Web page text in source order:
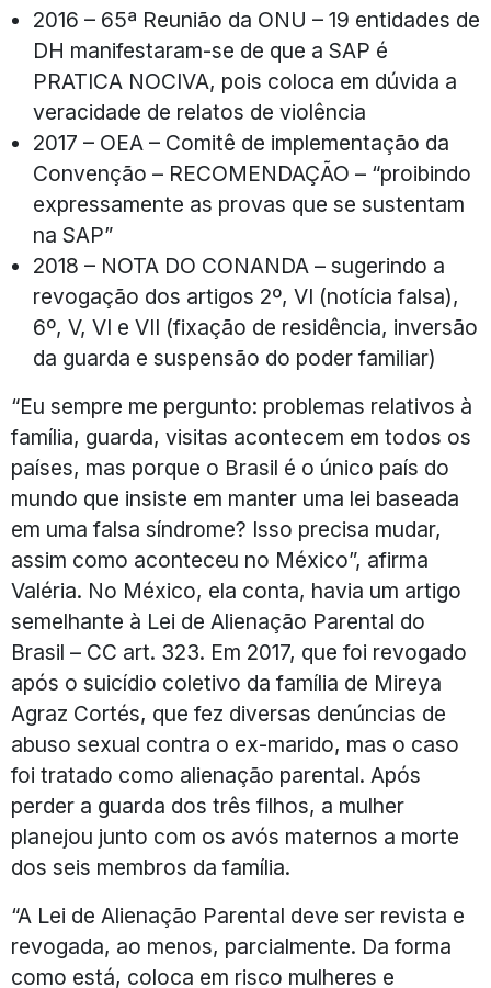
2016 – 65ª Reunião da ONU – 19 entidades de
DH manifestaram-se de que a SAP é
PRATICA NOCIVA, pois coloca em dúvida a
veracidade de relatos de violência
2017 – OEA – Comitê de implementação da
Convenção – RECOMENDAÇÃO – “proibindo
expressamente as provas que se sustentam
na SAP”
2018 – NOTA DO CONANDA – sugerindo a
revogação dos artigos 2º, VI (notícia falsa),
6º, V, VI e VII (fixação de residência, inversão
da guarda e suspensão do poder familiar)
“Eu sempre me pergunto: problemas relativos à
família, guarda, visitas acontecem em todos os
países, mas porque o Brasil é o único país do
mundo que insiste em manter uma lei baseada
em uma falsa síndrome? Isso precisa mudar,
assim como aconteceu no México”, afirma
Valéria. No México, ela conta, havia um artigo
semelhante à Lei de Alienação Parental do
Brasil – CC art. 323. Em 2017, que foi revogado
após o suicídio coletivo da família de Mireya
Agraz Cortés, que fez diversas denúncias de
abuso sexual contra o ex-marido, mas o caso
foi tratado como alienação parental. Após
perder a guarda dos três filhos, a mulher
planejou junto com os avós maternos a morte
dos seis membros da família.
“A Lei de Alienação Parental deve ser revista e
revogada, ao menos, parcialmente. Da forma
como está, coloca em risco mulheres e